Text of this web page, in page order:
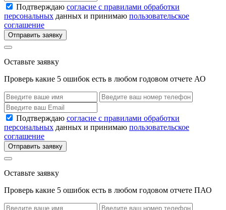
Подтверждаю согласие с правилами обработки
персональных данных и принимаю пользовательское
соглашение
Отправить заявку
Оставьте заявку
Проверь какие 5 ошибок есть в любом годовом отчете АО
Подтверждаю согласие с правилами обработки
персональных данных и принимаю пользовательское
соглашение
Отправить заявку
Оставьте заявку
Проверь какие 5 ошибок есть в любом годовом отчете ПАО